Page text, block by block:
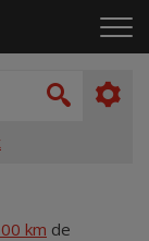
le
km de